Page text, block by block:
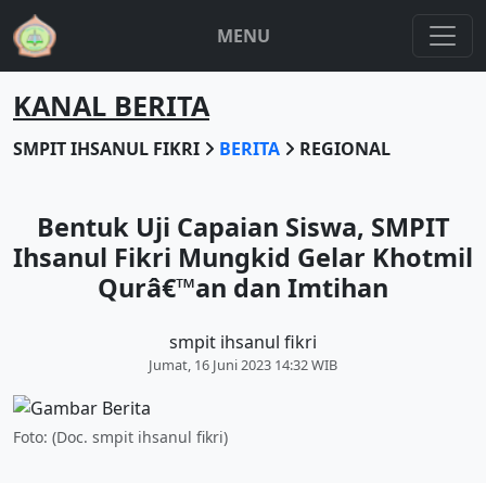
MENU
KANAL BERITA
SMPIT IHSANUL FIKRI BERITA REGIONAL
Bentuk Uji Capaian Siswa, SMPIT
Ihsanul Fikri Mungkid Gelar Khotmil
Qurâ€™an dan Imtihan
smpit ihsanul fikri
Jumat, 16 Juni 2023 14:32 WIB
Foto: (Doc. smpit ihsanul fikri)